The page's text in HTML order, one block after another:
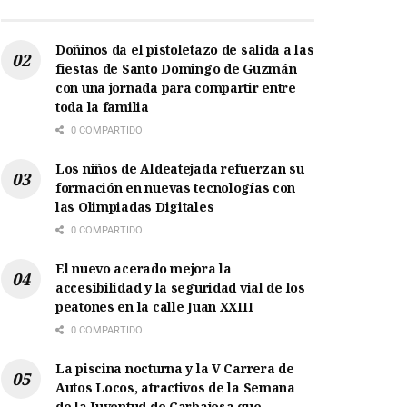
Doñinos da el pistoletazo de salida a las
fiestas de Santo Domingo de Guzmán
con una jornada para compartir entre
toda la familia
0 COMPARTIDO
Los niños de Aldeatejada refuerzan su
formación en nuevas tecnologías con
las Olimpiadas Digitales
0 COMPARTIDO
El nuevo acerado mejora la
accesibilidad y la seguridad vial de los
peatones en la calle Juan XXIII
0 COMPARTIDO
La piscina nocturna y la V Carrera de
Autos Locos, atractivos de la Semana